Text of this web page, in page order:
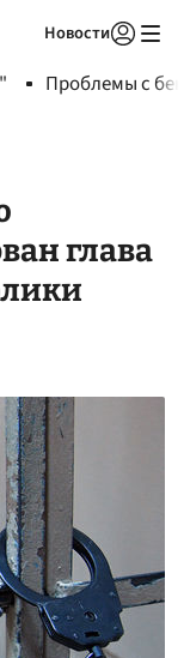
Новости
Проблемы с
глава